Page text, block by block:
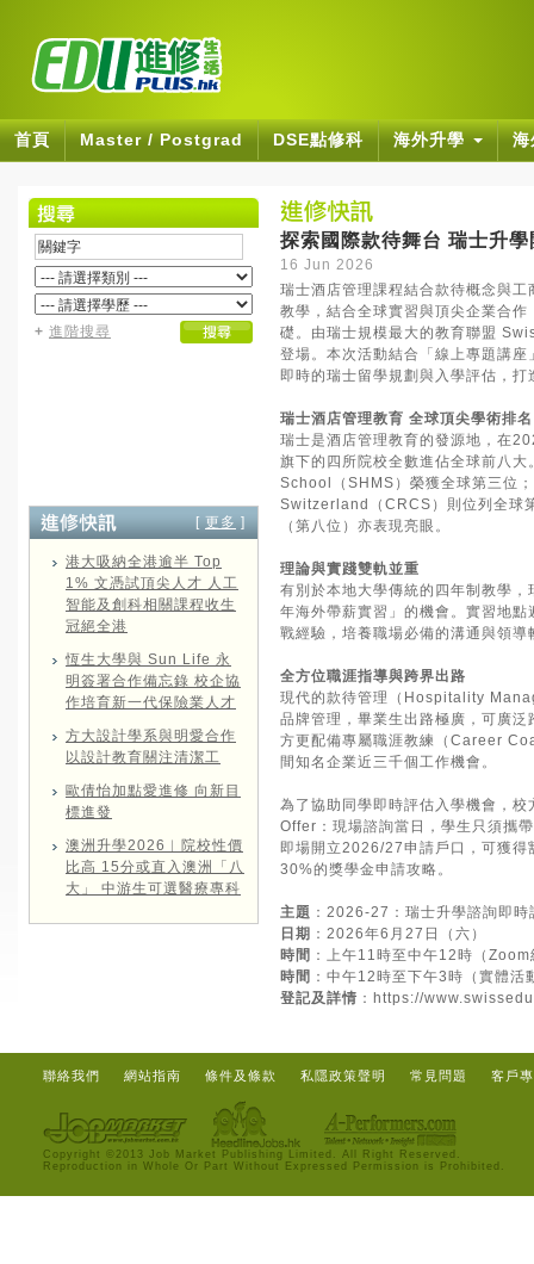
首頁 Master / Postgrad DSE點修科 海外升學
+ 進階搜尋
[ 更多 ]
港大吸納全港逾半 Top
1% 文憑試頂尖人才 人工
智能及創科相關課程收生
冠絕全港
恆生大學與 Sun Life 永
明簽署合作備忘錄 校企協
作培育新一代保險業人才
方大設計學系與明愛合作
以設計教育關注清潔工
歐倩怡加點愛進修 向新目
標進發
澳洲升學2026︱院校性價
比高 15分或直入澳洲「八
大」 中游生可選醫療專科
探索國際款待舞台 瑞士升學
16 Jun 2026
瑞士酒店管理課程結合款待概念與
教學，結合全球實習與頂尖企業合
礎。由瑞士規模最大的教育聯盟
登場。本次活動結合「線上專題講
即時的瑞士留學規劃與入學評估，
瑞士酒店管理教育 全球頂尖學術排名
瑞士是酒店管理教育的發源地，在
旗下的四所院校全數進佔全球前八
School（SHMS）榮獲全球第三位
Switzerland（CRCS）則位列全球
（第八位）亦表現亮眼。
理論與實踐雙軌並重
有別於本地大學傳統的四年制教學
年海外帶薪實習」的機會。實習地
戰經驗，培養職場必備的溝通與領導
全方位職涯指導與跨界出路
現代的款待管理（Hospitality
品牌管理，畢業生出路極廣，可廣
方更配備專屬職涯教練（Career
間知名企業近三千個工作機會。
為了協助同學即時評估入學機會，
Offer：現場諮詢當日，學生只須攜
即場開立2026/27申請戶口，可獲
30%的獎學金申請攻略。
主題 ：2026-27：瑞士升學諮詢即時
日期 ：2026年6月27日（六）
時間 ：上午11時至中午12時（
時間 ：中午12時至下午3時（實體活
登記及詳情 ： https://
聯絡我們 網站指南 條件及條款 私隱政策聲明 常見問題 客戶
Copyright ©2013 Job Market Publishing Limited. All Right Reserved.
Reproduction in Whole Or Part Without Expressed Permission is Prohibited.